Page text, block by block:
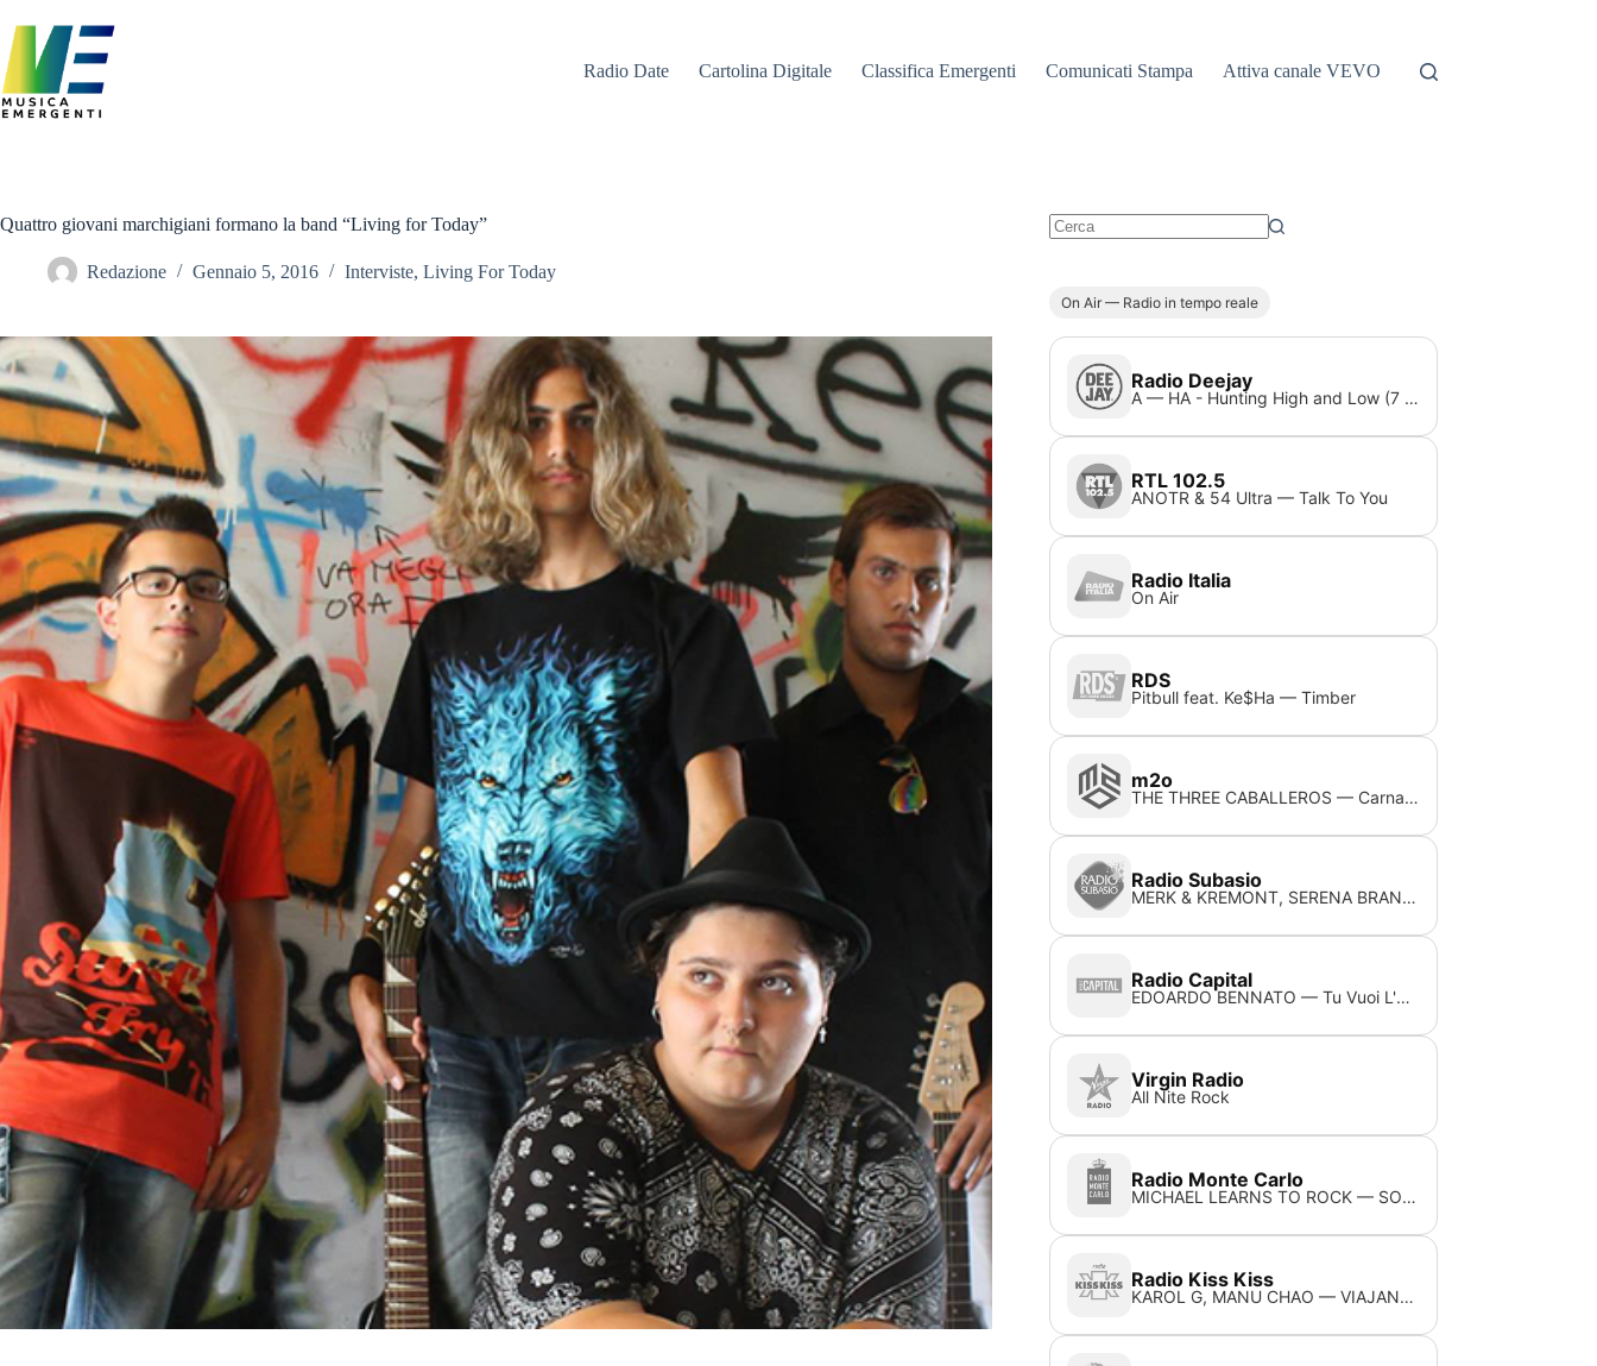
contenuto
Radio Date
Cartolina Digitale Classifica Emergenti Comunicati Stampa Attiva canale VEVO
Quattro giovani marchigiani formano la band “Living for Today”
Redazione Gennaio 5, 2016 Interviste, Living For Today
On Air — Radio in tempo reale
Radio Deejay
A — HA - Hunting High and Low (7 Remix)
RTL 102.5
ANOTR & 54 Ultra — Talk To You
Radio Italia
On Air
RDS
Pitbull feat. Ke$Ha — Timber
m2o
THE THREE CABALLEROS — Carnaval De Paris (Original Mix)
Radio Subasio
MERK & KREMONT, SERENA BRANCALE, THE KOLORS — Partenope
Radio Capital
EDOARDO BENNATO — Tu Vuoi L'america
Virgin Radio
All Nite Rock
Radio Monte Carlo
MICHAEL LEARNS TO ROCK — SOMEDAY
Radio Kiss Kiss
KAROL G, MANU CHAO — VIAJANDO POR EL MUNDO